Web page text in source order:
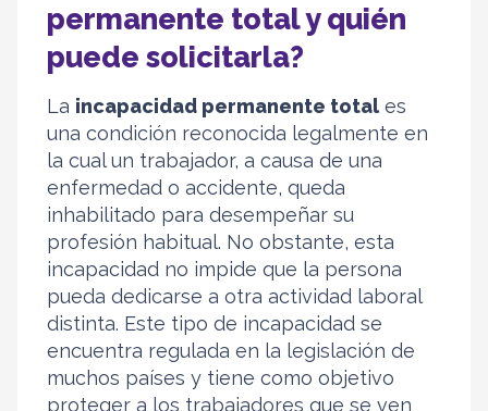
permanente total y quién
puede solicitarla?
La incapacidad permanente total es
una condición reconocida legalmente en
la cual un trabajador, a causa de una
enfermedad o accidente, queda
inhabilitado para desempeñar su
profesión habitual. No obstante, esta
incapacidad no impide que la persona
pueda dedicarse a otra actividad laboral
distinta. Este tipo de incapacidad se
encuentra regulada en la legislación de
muchos países y tiene como objetivo
proteger a los trabajadores que se ven